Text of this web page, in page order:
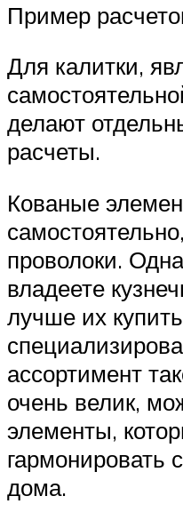
Пример
Для калитки,
делают
расчеты.
Кованые
проволоки.
владеете
лучше их
ассортимент
очень велик,
элементы,
гармонировать
дома.